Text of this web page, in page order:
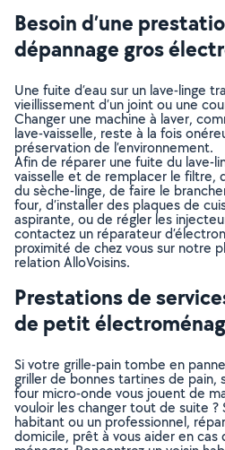
Besoin d’une
dépannage gros
Une fuite d’eau sur un lave-linge
vieillissement d’un joint ou une
Changer une machine à laver,
lave-vaisselle, reste à la fois
préservation de l’environnement.
Afin de réparer une fuite du lave-
vaisselle et de remplacer le filtre,
du sèche-linge, de faire le
four, d’installer des plaques de
aspirante, ou de régler les
contactez un réparateur
proximité de chez vous sur notre
relation AlloVoisins.
Prestations de
de petit
Si votre grille-pain tombe en
griller de bonnes tartines de
four micro-onde vous jouent de
vouloir les changer tout de suite ?
habitant ou un professionnel,
domicile, prêt à vous aider en cas